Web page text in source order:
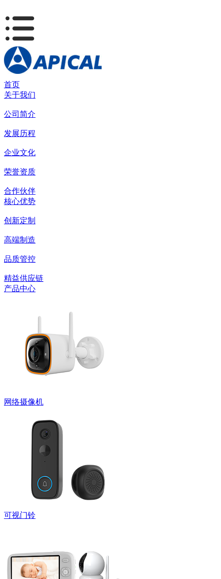
首页
关于我们
公司简介
发展历程
企业文化
荣誉资质
合作伙伴
核心优势
创新定制
高端制造
品质管控
精益供应链
产品中心
网络摄像机
可视门铃